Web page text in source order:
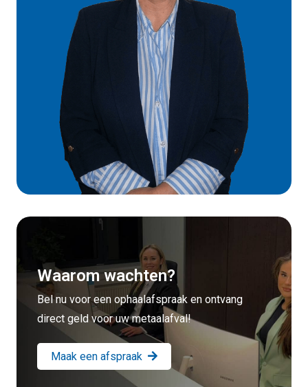
Waarom wachten?
Bel nu voor een ophaalafspraak en ontvang
direct geld voor uw metaalafval!
Maak een afspraak